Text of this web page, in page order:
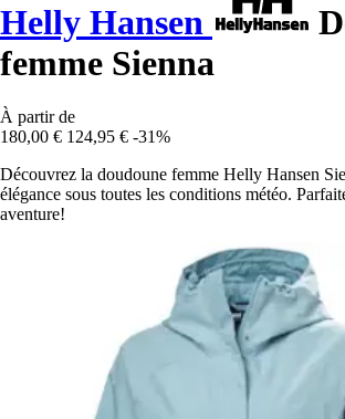
Helly Hansen
femme Sienna
À partir de
180,00 € 124,95 € -31%
Découvrez la doudoune femme Helly Hansen
élégance sous toutes les conditions météo.
aventure!